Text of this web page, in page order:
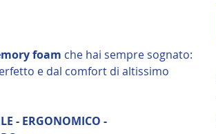
foam che hai sempre sognato:
e dal comfort di altissimo
- ERGONOMICO -